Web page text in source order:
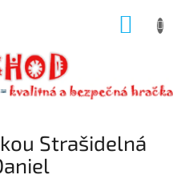
Strašidelná